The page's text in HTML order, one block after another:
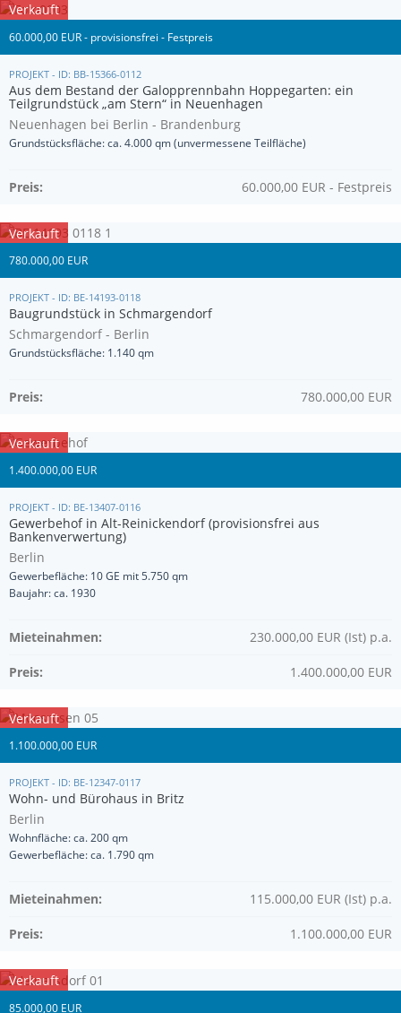
Verkauft
60.000,00 EUR - provisionsfrei - Festpreis
PROJEKT - ID: BB-15366-0112
Aus dem Bestand der Galopprennbahn Hoppegarten: ein
Teilgrundstück „am Stern“ in Neuenhagen
Neuenhagen bei Berlin - Brandenburg
Grundstücksfläche: ca. 4.000 qm (unvermessene Teilfläche)
60.000,00 EUR - Festpreis
Preis:
Verkauft
780.000,00 EUR
PROJEKT - ID: BE-14193-0118
Baugrundstück in Schmargendorf
Schmargendorf - Berlin
Grundstücksfläche: 1.140 qm
780.000,00 EUR
Preis:
Verkauft
1.400.000,00 EUR
PROJEKT - ID: BE-13407-0116
Gewerbehof in Alt-Reinickendorf (provisionsfrei aus
Bankenverwertung)
Berlin
Gewerbefläche: 10 GE mit 5.750 qm
Baujahr: ca. 1930
230.000,00 EUR (Ist) p.a.
Mieteinahmen:
1.400.000,00 EUR
Preis:
Verkauft
1.100.000,00 EUR
PROJEKT - ID: BE-12347-0117
Wohn- und Bürohaus in Britz
Berlin
Wohnfläche: ca. 200 qm
Gewerbefläche: ca. 1.790 qm
115.000,00 EUR (Ist) p.a.
Mieteinahmen:
1.100.000,00 EUR
Preis:
Verkauft
85.000,00 EUR